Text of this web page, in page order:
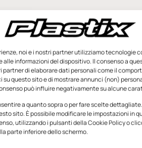
noi e i nostri partner utilizziamo tecnologie
alle informazioni del dispositivo. Il consenso a
partner di elaborare dati personali come il
su questo sito e di mostrare annunci (non)
può influire negativamente su alcune
a quanto sopra o per fare scelte
sito. È possibile modificare le impostazioni in
utilizzando i pulsanti della Cookie Policy o
parte inferiore dello schermo.